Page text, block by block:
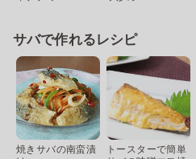
サバで作れるレシピ
焼きサバの南蛮漬
トースターで簡単